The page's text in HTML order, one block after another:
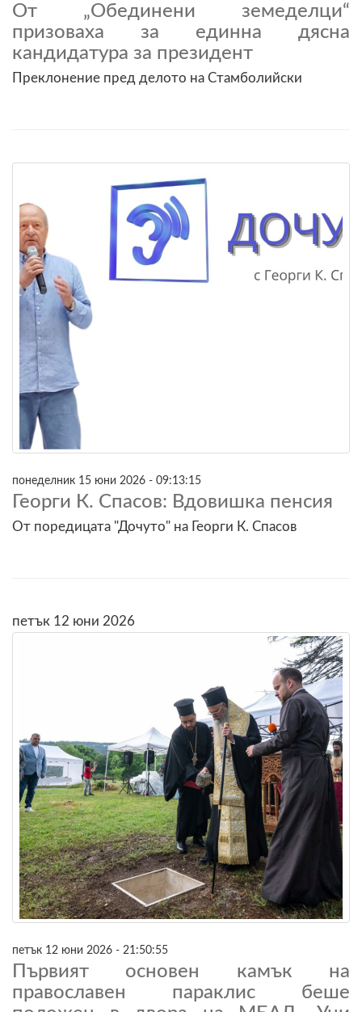
От „Обединени земеделци“
призоваха за единна дясна
кандидатура за президент
Преклонение пред делото на Стамболийски
понеделник 15 юни 2026 - 09:13:15
Георги К. Спасов: Вдовишка пенсия
От поредицата "Дочуто" на Георги К. Спасов
петък 12 юни 2026
петък 12 юни 2026 - 21:50:55
Първият основен камък на
православен параклис беше